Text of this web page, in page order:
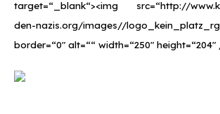
target=“_blank“><img src=“http://
den-nazis.org/images//
border=“0″ alt=““ width=“250″ height=“204″